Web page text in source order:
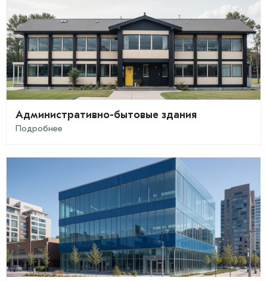
Административно-бытовые здания
Подробнее